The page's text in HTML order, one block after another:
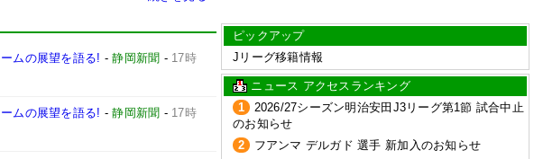
ムの展望を語る! -静岡新聞 - 17時
ムの展望を語る! -静岡新聞 - 17時
ピックアップ
Jリーグ移籍情報
ニュース アクセスランキング
1
2026/27シーズン明治安田J3リーグ第1節 試合中止
のお知らせ
2
フアンマ デルガド 選手 新加入のお知らせ